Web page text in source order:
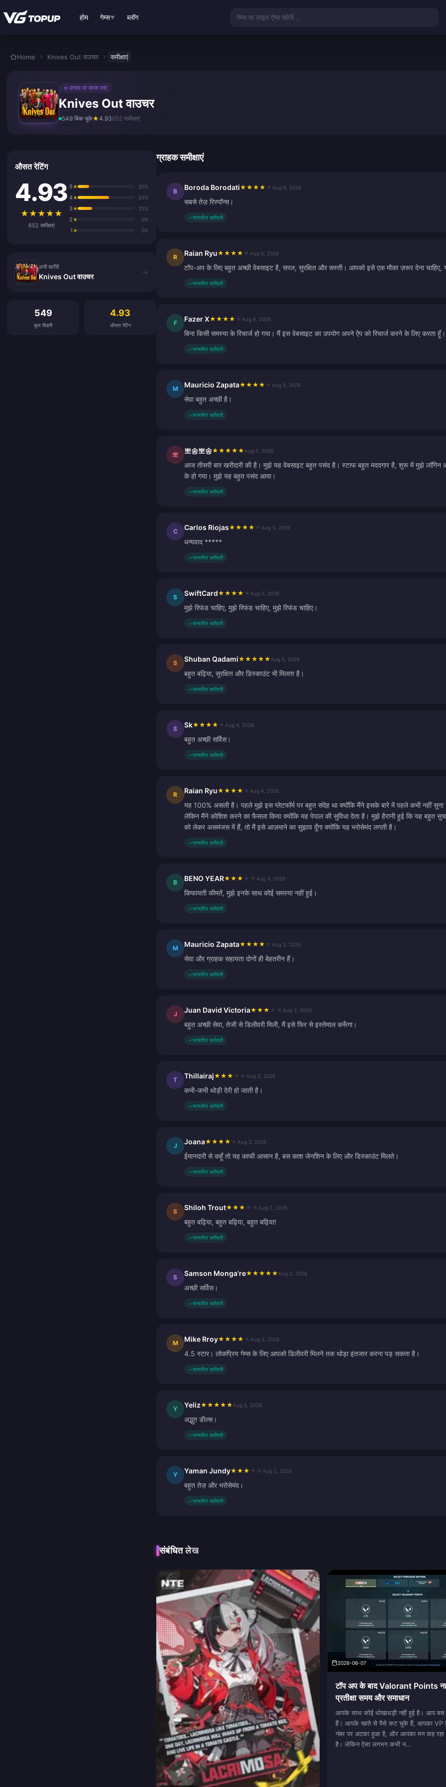
होम गेम्स▼ ब्लॉग गेम्स या लाइव ऐप्स खोजें...
Home Knives Out वाउचर समीक्षाएं
←उत्पाद पर वापस जाएं
Knives Out वाउचर
549 बिक चुके★4.93652 समीक्षाएं
औसत रेटिंग
4.93
★ ★ ★ ★ ★
652 समीक्षाएं
5★ 20%
4★ 55%
3★ 25%
2★ 0%
1★ 0%
अभी खरीदें
Knives Out वाउचर
→
549
कुल बिक्री
4.93
औसत रेटिंग
ग्राहक समीक्षाएं
B Boroda Borodati★ ★ ★ ★ Aug 6, 2026
सबसे तेज़ रिस्पॉन्स।
✓सत्यापित खरीदारी
R Raian Ryu★ ★ ★ ★ Aug 6, 2026
टॉप-अप के लिए बहुत अच्छी वेबसाइट है, सरल, सुरक्षित और सस्ती। आपको इसे एक मौका ज़रूर देना चाहिए,
✓सत्यापित खरीदारी
F Fazer X★ ★ ★ ★ Aug 6, 2026
बिना किसी समस्या के रिचार्ज हो गया। मैं इस वेबसाइट का उपयोग अपने ऐप को रिचार्ज करने के लिए करता
✓सत्यापित खरीदारी
M Mauricio Zapata★ ★ ★ ★ Aug 5, 2026
सेवा बहुत अच्छी है।
✓सत्यापित खरीदारी
뽀 뽀송뽀송★ ★ ★ ★ ★ Aug 5, 2026
आज तीसरी बार खरीदारी की है। मुझे यह वेबसाइट बहुत पसंद है। स्टाफ बहुत मददगार है, शुरू में मुझे
के हो गया। मुझे यह बहुत पसंद आया।
✓सत्यापित खरीदारी
C Carlos Riojas★ ★ ★ ★ Aug 5, 2026
धन्यवाद *****
✓सत्यापित खरीदारी
S SwiftCard★ ★ ★ ★ Aug 5, 2026
मुझे रिफंड चाहिए, मुझे रिफंड चाहिए, मुझे रिफंड चाहिए।
✓सत्यापित खरीदारी
S Shuban Qadami★ ★ ★ ★ ★ Aug 5, 2026
बहुत बढ़िया, सुरक्षित और डिस्काउंट भी मिलता है।
✓सत्यापित खरीदारी
S Sk★ ★ ★ ★ Aug 4, 2026
बहुत अच्छी सर्विस।
✓सत्यापित खरीदारी
R Raian Ryu★ ★ ★ ★ Aug 4, 2026
यह 100% असली है। पहले मुझे इस प्लेटफॉर्म पर बहुत संदेह था क्योंकि मैंने इसके बारे में पहले कभी नहीं सुना
लेकिन मैंने कोशिश करने का फैसला किया क्योंकि यह पेपाल की सुविधा देता है। मुझे हैरानी हुई कि यह
को लेकर असमंजस में हैं, तो मैं इसे आज़माने का सुझाव दूँगा क्योंकि यह भरोसेमंद लगती है।
✓सत्यापित खरीदारी
B BENO YEAR★ ★ ★ Aug 4, 2026
किफायती कीमतें, मुझे इनके साथ कोई समस्या नहीं हुई।
✓सत्यापित खरीदारी
M Mauricio Zapata★ ★ ★ ★ Aug 3, 2026
सेवा और ग्राहक सहायता दोनों ही बेहतरीन हैं।
✓सत्यापित खरीदारी
J Juan David Victoria★ ★ ★ Aug 3, 2026
बहुत अच्छी सेवा, तेजी से डिलीवरी मिली, मैं इसे फिर से इस्तेमाल करूँगा।
✓सत्यापित खरीदारी
T Thillairaj★ ★ ★ Aug 3, 2026
कभी-कभी थोड़ी देरी हो जाती है।
✓सत्यापित खरीदारी
J Joana★ ★ ★ ★ Aug 3, 2026
ईमानदारी से कहूँ तो यह काफी आसान है, बस काश जेनशिन के लिए और डिस्काउंट मिलते।
✓सत्यापित खरीदारी
S Shiloh Trout★ ★ ★ Aug 2, 2026
बहुत बढ़िया, बहुत बढ़िया, बहुत बढ़िया!
✓सत्यापित खरीदारी
S Samson Monga're★ ★ ★ ★ ★ Aug 2, 2026
अच्छी सर्विस।
✓सत्यापित खरीदारी
M Mike Rroy★ ★ ★ ★ Aug 2, 2026
4.5 स्टार। लोकप्रिय गेम्स के लिए आपको डिलीवरी मिलने तक थोड़ा इंतजार करना पड़ सकता है।
✓सत्यापित खरीदारी
Y Yeliz★ ★ ★ ★ ★ Aug 2, 2026
अद्भुत डील्स।
✓सत्यापित खरीदारी
Y Yaman Jundy★ ★ ★ Aug 2, 2026
बहुत तेज़ और भरोसेमंद।
✓सत्यापित खरीदारी
संबंधित लेख
2026-06-07
टॉप अप के बाद Valorant Points
प्रतीक्षा समय और समाधान
आपके साथ कोई धोखाधड़ी नहीं हुई है। आप बस
हैं। आपके खाते से पैसे कट चुके हैं, आपका VP
नंबर पर अटका हुआ है, और आपका मन कह रहा
है। लेकिन ऐसा लगभग कभी न...